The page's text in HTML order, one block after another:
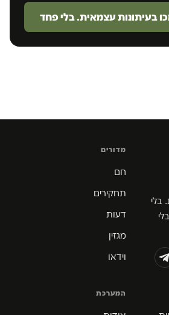
בעיתונות עצמאית. בלי פחד
בלי
מדורים
חם
תחקירים
דעות
מגזין
וידאו
המערכת